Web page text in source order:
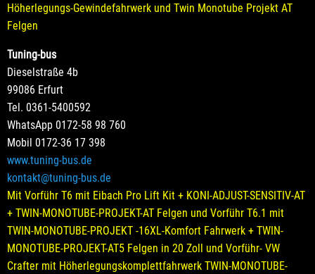
Höherlegungs-Gewindefahrwerk und Twin Monotube Projekt AT
Felgen
Tuning-bus
Dieselstraße 4b
99086 Erfurt
Tel. 0361-5400592
WhatsApp 0172-58 98 760
Mobil 0172-36 17 398
www.tuning-bus.de
kontakt@tuning-bus.de
Mit Vorführ T6 mit Eibach Pro Lift Kit + KONI-ADJUST-SENSITIV-AT
+ TWIN-MONOTUBE-PROJEKT-AT Felgen und Vorführ T6.1 mit
TWIN-MONOTUBE-PROJEKT -16XL-Komfort Fahrwerk + TWIN-
MONOTUBE-PROJEKT-AT5 Felgen in 20 Zoll und Vorführ- VW
Crafter mit Höherlegungskomplettfahrwerk TWIN-MONOTUBE-